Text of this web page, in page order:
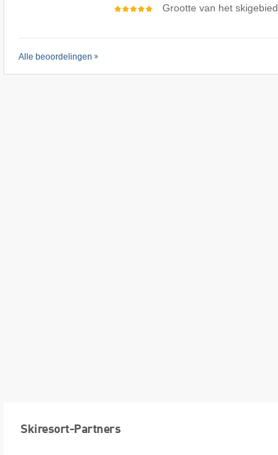
Grootte van het skigebied
Alle beoordelingen
Skiresort-Partners